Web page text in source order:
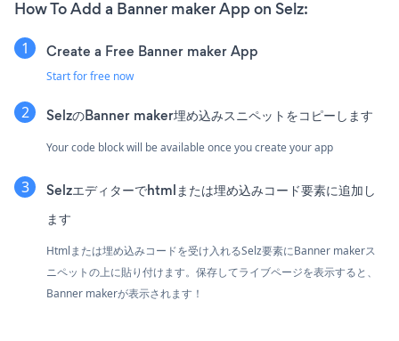
How To Add a Banner maker App on Selz:
Create a Free Banner maker App
Start for free now
SelzのBanner maker埋め込みスニペットをコピーします
Your code block will be available once you create your app
Selzエディターでhtmlまたは埋め込みコード要素に追加し
ます
Htmlまたは埋め込みコードを受け入れるSelz要素にBanner makerス
ニペットの上に貼り付けます。保存してライブページを表示すると、
Banner makerが表示されます！